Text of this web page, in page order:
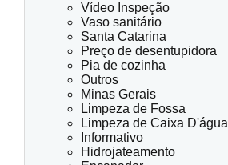
Vídeo Inspeção
Vaso sanitário
Santa Catarina
Preço de desentupidora
Pia de cozinha
Outros
Minas Gerais
Limpeza de Fossa
Limpeza de Caixa D'água
Informativo
Hidrojateamento